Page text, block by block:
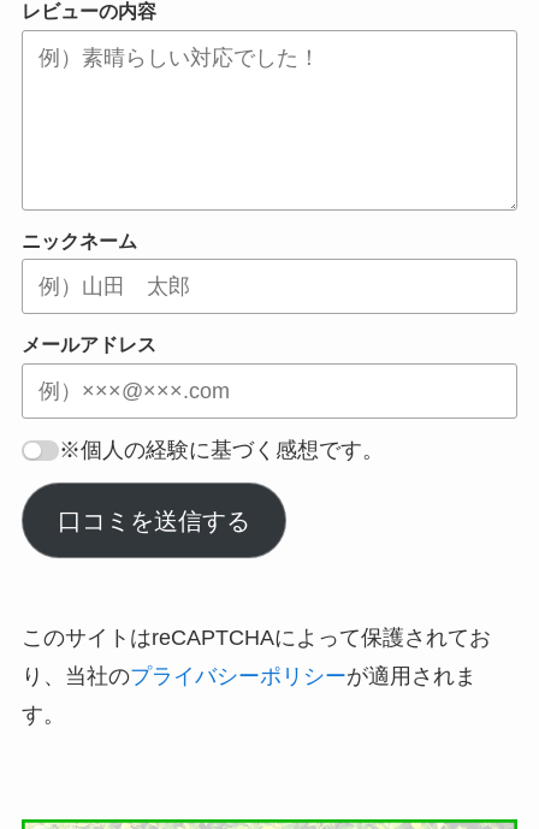
レビューの内容
ニックネーム
メールアドレス
※個人の経験に基づく感想です。
口コミを送信する
このサイトはreCAPTCHAによって保護されてお
り、当社のプライバシーポリシーが適用されま
す。